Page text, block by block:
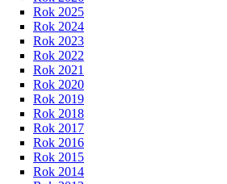
Rok 2025
Rok 2024
Rok 2023
Rok 2022
Rok 2021
Rok 2020
Rok 2019
Rok 2018
Rok 2017
Rok 2016
Rok 2015
Rok 2014